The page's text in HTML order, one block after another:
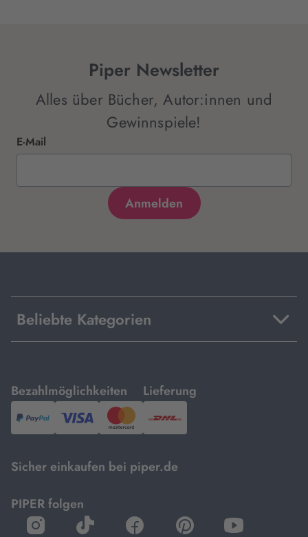
Piper Newsletter
Alles über Bücher, Autor:innen und
Gewinnspiele!
E-Mail
Beliebte Kategorien
Bezahlmöglichkeiten
mit
PayPal,Visa
und
Lieferung
mit
DHL.
Sicher einkaufen bei piper.de
PIPER folgen
öffnet
öffnet
öffnet
öffnet
öffnet